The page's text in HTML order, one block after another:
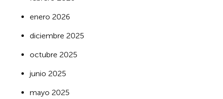
enero 2026
diciembre 2025
octubre 2025
junio 2025
mayo 2025